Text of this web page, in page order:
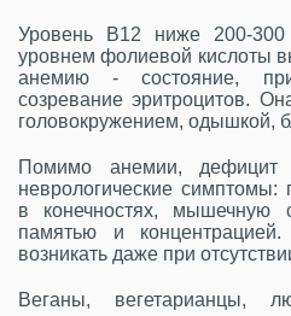
Уровень B12 ниже 200-
уровнем фолиевой кислоты
анемию - состояние,
созревание эритроцитов.
головокружением, одышкой,
Помимо анемии, дефицит
неврологические
в конечностях, мышечную
памятью и
возникать даже при
Веганы, вегетарианцы,